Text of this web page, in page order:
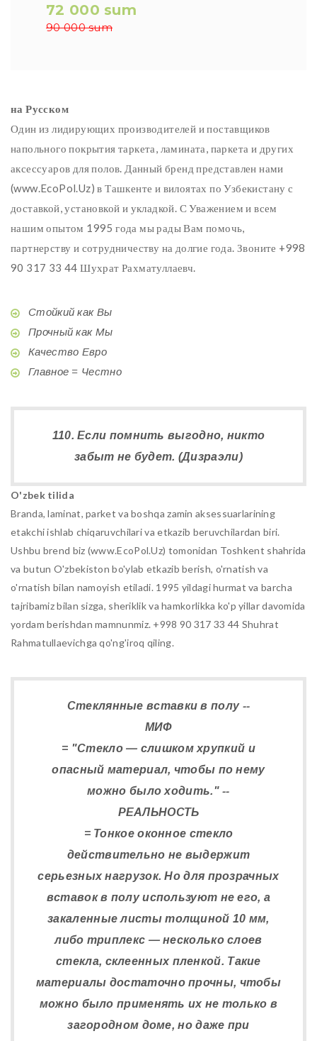
72 000 sum
90 000 sum
на Русском
Один из лидирующих производителей и поставщиков
напольного покрытия таркета, ламината, паркета и других
аксессуаров для полов. Данный бренд представлен нами
(www.EcoPol.Uz) в Ташкенте и вилоятах по Узбекистану с
доставкой, установкой и укладкой. С Уважением и всем
нашим опытом 1995 года мы рады Вам помочь,
партнерству и сотрудничеству на долгие года. Звоните +998
90 317 33 44 Шухрат Рахматуллаевч.
Стойкий как Вы
Прочный как Мы
Качество Евро
Главное = Честно
110. Если помнить выгодно, никто
забыт не будет. (Дизраэли)
O'zbek tilida
Branda, laminat, parket va boshqa zamin aksessuarlarining
etakchi ishlab chiqaruvchilari va etkazib beruvchilardan biri.
Ushbu brend biz (www.EcoPol.Uz) tomonidan Toshkent shahrida
va butun O'zbekiston bo'ylab etkazib berish, o'rnatish va
o'rnatish bilan namoyish etiladi. 1995 yildagi hurmat va barcha
tajribamiz bilan sizga, sheriklik va hamkorlikka ko'p yillar davomida
yordam berishdan mamnunmiz. +998 90 317 33 44 Shuhrat
Rahmatullaevichga qo'ng'iroq qiling.
Стеклянные вставки в полу --
МИФ
= "Стекло — слишком хрупкий и
опасный материал, чтобы по нему
можно было ходить." --
РЕАЛЬНОСТЬ
= Тонкое оконное стекло
действительно не выдержит
серьезных нагрузок. Но для прозрачных
вставок в полу используют не его, а
закаленные листы толщиной 10 мм,
либо триплекс — несколько слоев
стекла, склеенных пленкой. Такие
материалы достаточно прочны, чтобы
можно было применять их не только в
загородном доме, но даже при